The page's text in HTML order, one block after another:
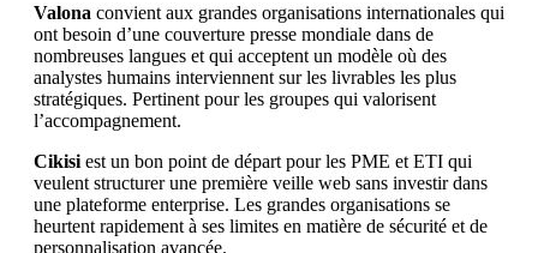
Valona convient aux grandes organisations internationales qui
ont besoin d’une couverture presse mondiale dans de
nombreuses langues et qui acceptent un modèle où des
analystes humains interviennent sur les livrables les plus
stratégiques. Pertinent pour les groupes qui valorisent
l’accompagnement.
Cikisi est un bon point de départ pour les PME et ETI qui
veulent structurer une première veille web sans investir dans
une plateforme enterprise. Les grandes organisations se
heurtent rapidement à ses limites en matière de sécurité et de
personnalisation avancée.